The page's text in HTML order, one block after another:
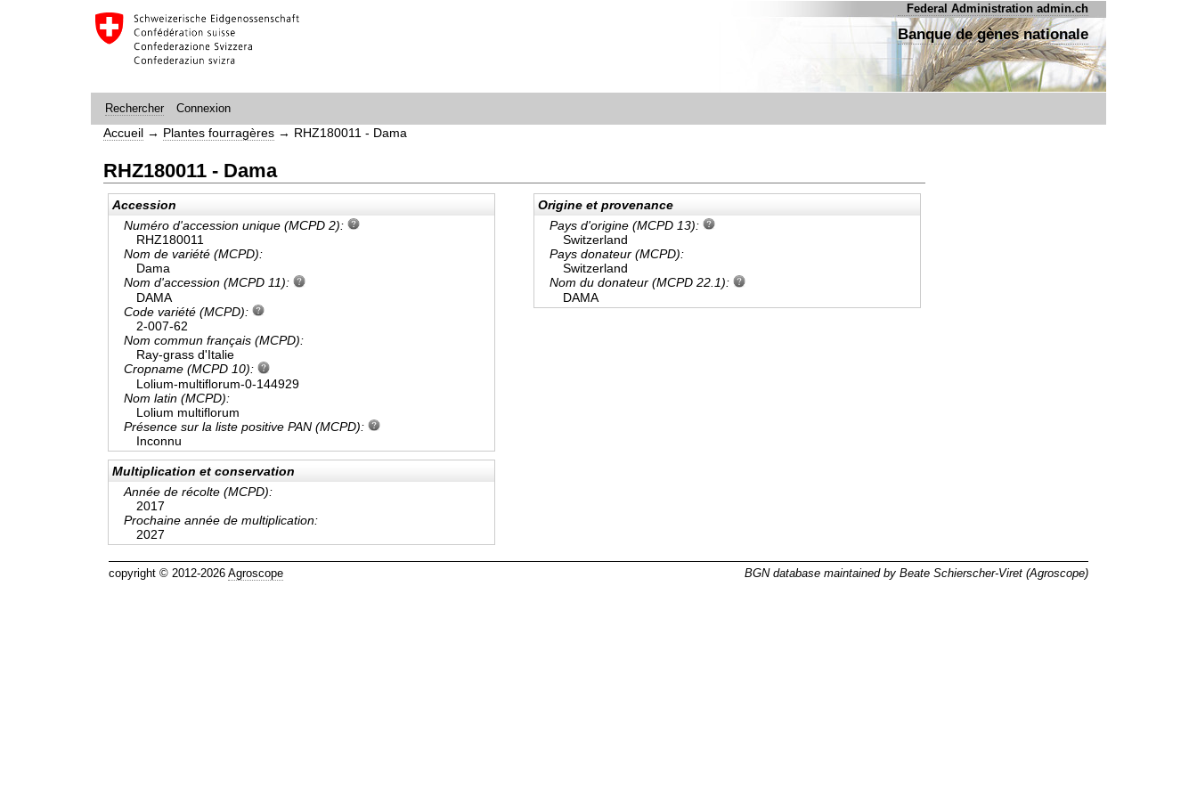
Federal Administration admin.ch
Banque de gènes nationale
Rechercher Connexion
Accueil → Plantes fourragères → RHZ180011 - Dama
RHZ180011 - Dama
Accession
Numéro d'accession unique (MCPD 2):
RHZ180011
Nom de variété (MCPD):
Dama
Nom d'accession (MCPD 11):
DAMA
Code variété (MCPD):
2-007-62
Nom commun français (MCPD):
Ray-grass d'Italie
Cropname (MCPD 10):
Lolium-multiflorum-0-144929
Nom latin (MCPD):
Lolium multiflorum
Présence sur la liste positive PAN (MCPD):
Inconnu
Origine et provenance
Pays d'origine (MCPD 13):
Switzerland
Pays donateur (MCPD):
Switzerland
Nom du donateur (MCPD 22.1):
DAMA
Multiplication et conservation
Année de récolte (MCPD):
2017
Prochaine année de multiplication:
2027
copyright © 2012-2026 Agroscope BGN database maintained by Beate Schierscher-Viret (Agroscope)